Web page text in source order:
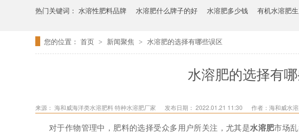
热门关键词： 水溶性肥料品牌 水溶肥什么牌子的好 水溶肥多少钱 有机水溶肥
您的位置： 首页 > 新闻聚焦 > 水溶肥的选择有哪些误区
水溶肥的选择有
来源： 海和威海洋类水溶肥料 特种水溶肥厂家 发布日期： 2022.01.21 11:30 作者：海和威水
对于作物管理中，肥料的选择受众多用户所关注，尤其是水溶肥市场